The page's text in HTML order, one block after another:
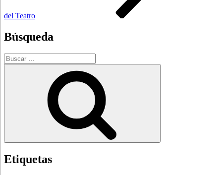
del Teatro
Búsqueda
Buscar
por:
Etiquetas